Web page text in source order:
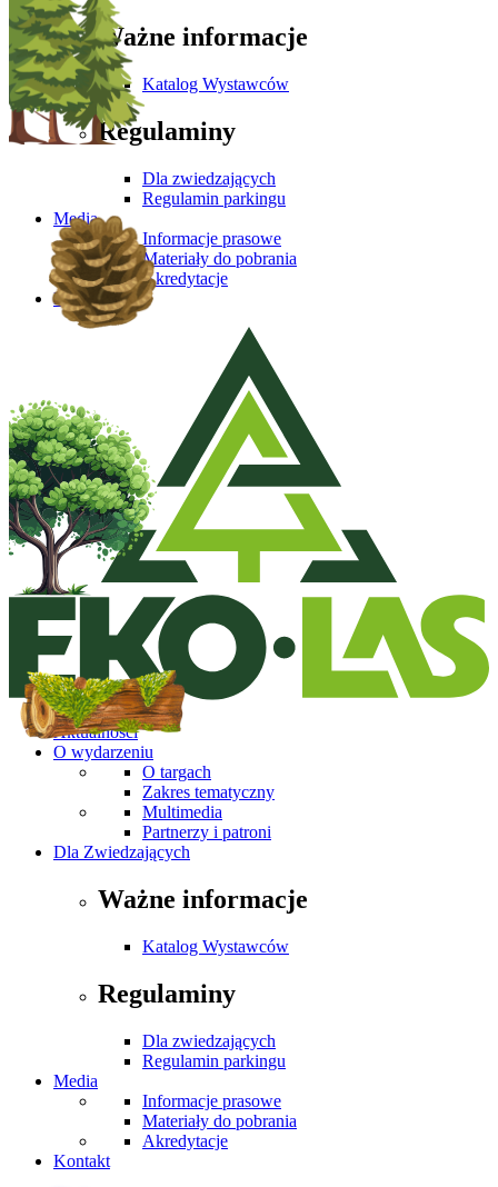
Ważne informacje
Katalog Wystawców
Regulaminy
Dla zwiedzających
Regulamin parkingu
Media
Informacje prasowe
Materiały do pobrania
Akredytacje
Kontakt
Aktualności
O wydarzeniu
O targach
Zakres tematyczny
Multimedia
Partnerzy i patroni
Dla Zwiedzających
Ważne informacje
Katalog Wystawców
Regulaminy
Dla zwiedzających
Regulamin parkingu
Media
Informacje prasowe
Materiały do pobrania
Akredytacje
Kontakt